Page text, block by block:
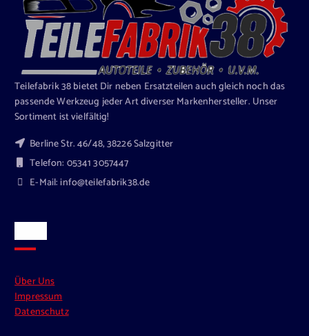
Teilefabrik 38 bietet Dir neben Ersatzteilen auch gleich noch das
passende Werkzeug jeder Art diverser Markenhersteller. Unser
Sortiment ist vielfältig!
Berline Str. 46/48, 38226 Salzgitter
Telefon: 05341 3057447
E-Mail: info@teilefabrik38.de
Über Uns
Impressum
Datenschutz